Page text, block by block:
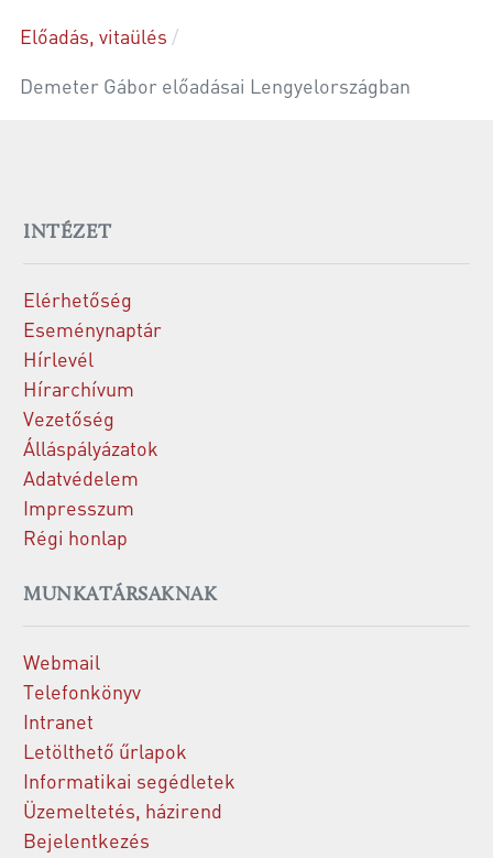
Előadás, vitaülés
Demeter Gábor előadásai Lengyelországban
INTÉZET
Elérhetőség
Eseménynaptár
Hírlevél
Hírarchívum
Vezetőség
Álláspályázatok
Adatvédelem
Impresszum
Régi honlap
MUNKATÁRSAKNAK
Webmail
Telefonkönyv
Intranet
Letölthető űrlapok
Informatikai segédletek
Üzemeltetés, házirend
Bejelentkezés